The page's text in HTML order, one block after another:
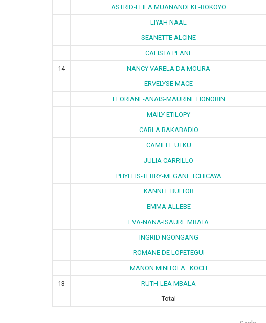
ASTRID-LEILA MUANANDEKE-BOKOYO
LIYAH NAAL
SEANETTE ALCINE
CALISTA PLANE
14
NANCY VARELA DA MOURA
ERVELYSE MACE
FLORIANE-ANAIS-MAURINE HONORIN
MAILY ETILOPY
CARLA BAKABADIO
CAMILLE UTKU
JULIA CARRILLO
PHYLLIS-TERRY-MEGANE TCHICAYA
KANNEL BULTOR
EMMA ALLEBE
EVA-NANA-ISAURE MBATA
INGRID NGONGANG
ROMANE DE LOPETEGUI
MANON MINITOLA–KOCH
13
RUTH-LEA MBALA
Total